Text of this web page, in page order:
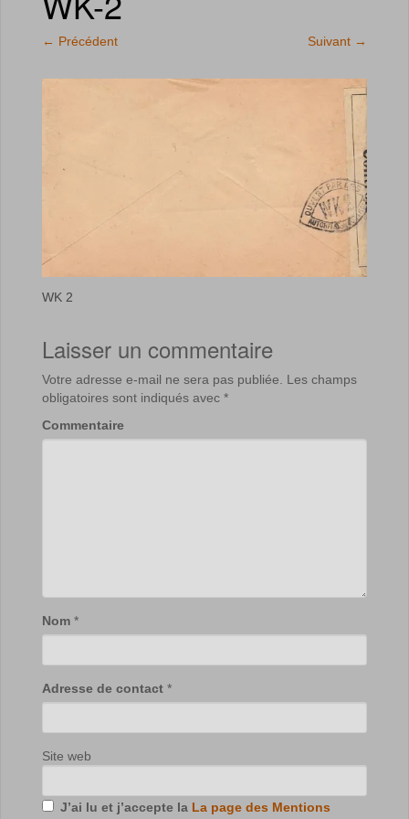
← Précédent Suivant →
WK 2
Laisser un commentaire
Votre adresse e-mail ne sera pas publiée.
Les champs
obligatoires sont indiqués avec *
Commentaire
Nom *
Adresse de contact *
Site web
J’ai lu et j’accepte la La page des Mentions